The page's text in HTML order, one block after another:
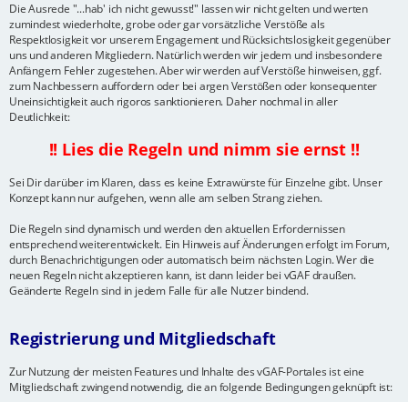
Die Ausrede "...hab' ich nicht gewusst!" lassen wir nicht gelten und werten
zumindest wiederholte, grobe oder gar vorsätzliche Verstöße als
Respektlosigkeit vor unserem Engagement und Rücksichtslosigkeit gegenüber
uns und anderen Mitgliedern. Natürlich werden wir jedem und insbesondere
Anfängern Fehler zugestehen. Aber wir werden auf Verstöße hinweisen, ggf.
zum Nachbessern auffordern oder bei argen Verstößen oder konsequenter
Uneinsichtigkeit auch rigoros sanktionieren. Daher nochmal in aller
Deutlichkeit:
!! Lies die Regeln und nimm sie ernst !!
Sei Dir darüber im Klaren, dass es keine Extrawürste für Einzelne gibt. Unser
Konzept kann nur aufgehen, wenn alle am selben Strang ziehen.
Die Regeln sind dynamisch und werden den aktuellen Erfordernissen
entsprechend weiterentwickelt. Ein Hinweis auf Änderungen erfolgt im Forum,
durch Benachrichtigungen oder automatisch beim nächsten Login. Wer die
neuen Regeln nicht akzeptieren kann, ist dann leider bei vGAF draußen.
Geänderte Regeln sind in jedem Falle für alle Nutzer bindend.
Registrierung und Mitgliedschaft
Zur Nutzung der meisten Features und Inhalte des vGAF-Portales ist eine
Mitgliedschaft zwingend notwendig, die an folgende Bedingungen geknüpft ist: